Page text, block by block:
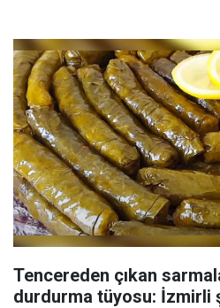
Tencereden çıkan
durdurma tüyosu: İzmirli